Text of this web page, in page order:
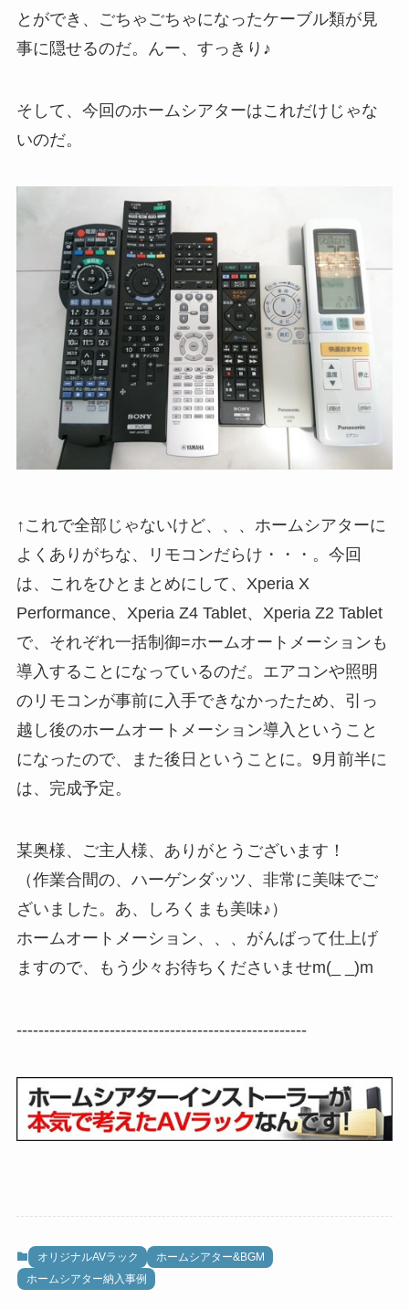
とができ、ごちゃごちゃになったケーブル類が見
事に隠せるのだ。んー、すっきり♪
そして、今回のホームシアターはこれだけじゃな
いのだ。
↑これで全部じゃないけど、、、ホームシアターに
よくありがちな、リモコンだらけ・・・。今回
は、これをひとまとめにして、Xperia X
Performance、Xperia Z4 Tablet、Xperia Z2 Tablet
で、それぞれ一括制御=ホームオートメーションも
導入することになっているのだ。エアコンや照明
のリモコンが事前に入手できなかったため、引っ
越し後のホームオートメーション導入ということ
になったので、また後日ということに。9月前半に
は、完成予定。
某奥様、ご主人様、ありがとうございます！
（作業合間の、ハーゲンダッツ、非常に美味でご
ざいました。あ、しろくまも美味♪）
ホームオートメーション、、、がんばって仕上げ
ますので、もう少々お待ちくださいませm(_ _)m
-----------------------------------------------------
オリジナルAVラック
ホームシアター&BGM
ホームシアター納入事例